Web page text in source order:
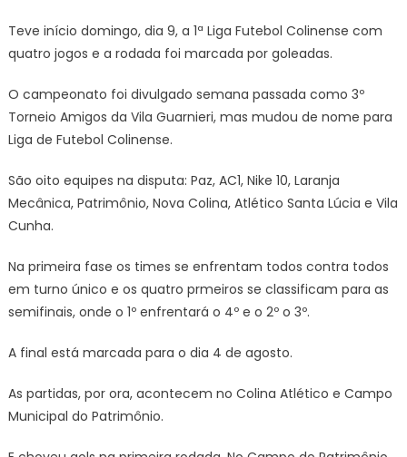
Teve início domingo, dia 9, a 1ª Liga Futebol Colinense com
quatro jogos e a rodada foi marcada por goleadas.
O campeonato foi divulgado semana passada como 3º
Torneio Amigos da Vila Guarnieri, mas mudou de nome para
Liga de Futebol Colinense.
São oito equipes na disputa: Paz, AC1, Nike 10, Laranja
Mecânica, Patrimônio, Nova Colina, Atlético Santa Lúcia e Vila
Cunha.
Na primeira fase os times se enfrentam todos contra todos
em turno único e os quatro prmeiros se classificam para as
semifinais, onde o 1º enfrentará o 4º e o 2º o 3º.
A final está marcada para o dia 4 de agosto.
As partidas, por ora, acontecem no Colina Atlético e Campo
Municipal do Patrimônio.